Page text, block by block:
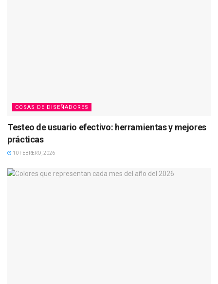
COSAS DE DISEÑADORES
Testeo de usuario efectivo: herramientas y mejores
prácticas
10 FEBRERO, 2026